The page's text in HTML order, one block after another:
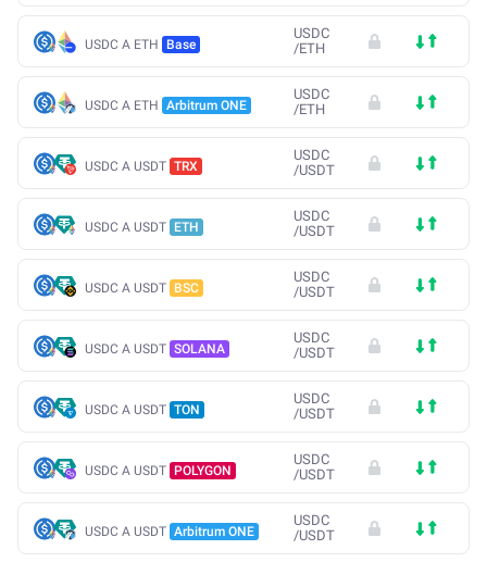
USDC A ETH Base
USDC
/ETH
USDC A ETH Arbitrum ONE
USDC
/ETH
USDC A USDT TRX
USDC
/USDT
USDC A USDT ETH
USDC
/USDT
USDC A USDT BSC
USDC
/USDT
USDC A USDT SOLANA
USDC
/USDT
USDC A USDT TON
USDC
/USDT
USDC A USDT POLYGON
USDC
/USDT
USDC A USDT Arbitrum ONE
USDC
/USDT